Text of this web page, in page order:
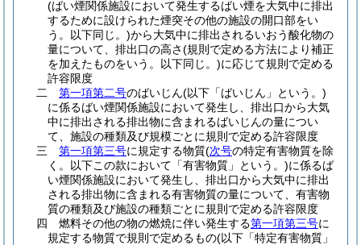
(ばい煙関係施設において発生するばい煙を大気中に排出
するために設けられた煙突その他の施設の開口部をい
う。以下同じ。)から大気中に排出されるいおう酸化物の
量について、排出口の高さ(規則で定める方法により補正
を加えたものをいう。以下同じ。)に応じて規則で定める
許容限度
二
第一項第二号のばいじん(以下「ばいじん」という。)
に係るばい煙関係施設において発生し、排出口から大気
中に排出される排出物に含まれるばいじんの量につい
て、施設の種類及び規模ごとに規則で定める許容限度
三
第一項第三号に規定する物質(次号の特定有害物質を除
く。以下この款において「有害物質」という。)に係るば
い煙関係施設において発生し、排出口から大気中に排出
される排出物に含まれる有害物質の量について、有害物
質の種類及び施設の種類ごとに規則で定める許容限度
四
燃料その他の物の燃焼に伴い発生する第一項第三号に
規定する物質で規則で定めるもの(以下「特定有害物質」